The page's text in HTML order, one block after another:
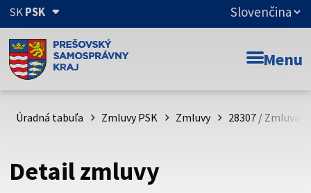
SKPSK
Doména psk.sk je oficiálna
Toto je oficiálna webová stránka Prešovského
psk.sk.
Buďte pozorní a vždy sa uistite, že zdieľate informácie iba
cez zabezpečenú webovú stránku. Zabezpečená stránka
Menu
Úradná tabuľa Zmluvy PSK Zmluvy 28307 / Zmluva
Detail zmluvy